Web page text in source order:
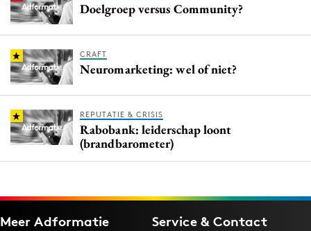
Doelgroep versus Community?
CRAFT
Neuromarketing: wel of niet?
REPUTATIE & CRISIS
Rabobank: leiderschap loont
(brandbarometer)
Meer Adformatie Service & Contact